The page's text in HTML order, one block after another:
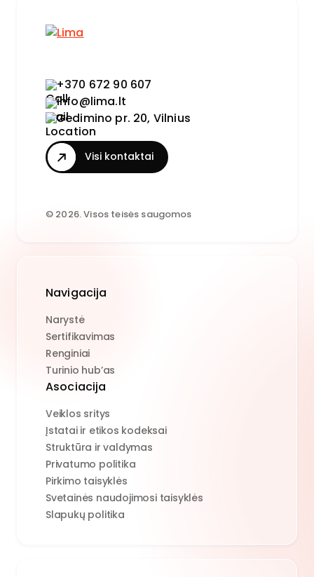
+370 672 90 607
info@lima.lt
Gedimino pr. 20, Vilnius
Visi kontaktai
© 2026. Visos teisės saugomos
Navigacija
Narystė
Sertifikavimas
Renginiai
Turinio hub’as
Asociacija
Veiklos sritys
Įstatai ir etikos kodeksai
Struktūra ir valdymas
Privatumo politika
Pirkimo taisyklės
Svetainės naudojimosi taisyklės
Slapukų politika